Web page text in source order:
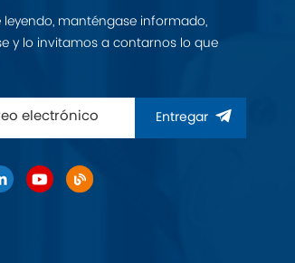
manténgase informado,
y lo invitamos a contarnos lo que
Entregar